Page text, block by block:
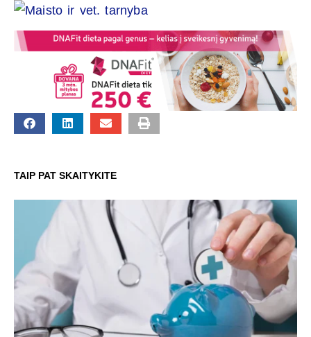
TAIP PAT SKAITYKITE